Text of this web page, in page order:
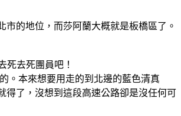
的地位，而莎阿蘭大概就是板橋區了。
死去死團員吧！
。本來想要用走的到北邊的藍色清真
得了，沒想到這段高速公路卻是沒任何可